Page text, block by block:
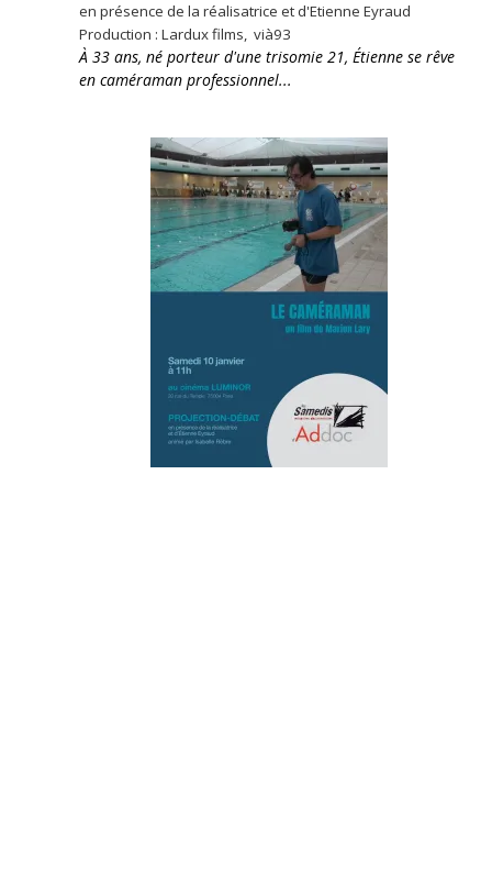
en présence de la réalisatrice et d'Etienne Eyraud
Production : Lardux films, vià93
À 33 ans, né porteur d'une trisomie 21, Étienne se rêve
en caméraman professionnel...